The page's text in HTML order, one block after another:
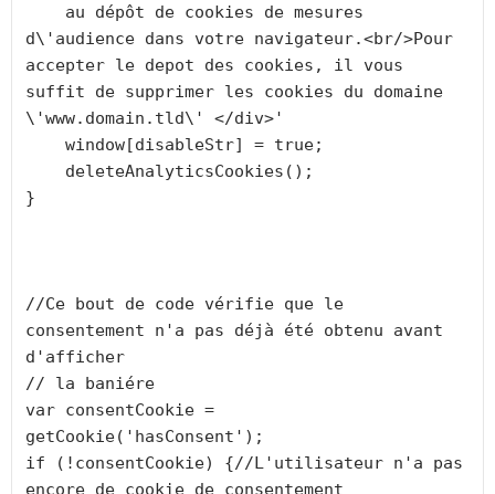
d\'audience dans votre navigateur.<br/>Pour
accepter le depot des cookies, il vous
suffit de supprimer les cookies du domaine
\'www.domain.tld\' </div>'
}
//Ce bout de code vérifie que le
consentement n'a pas déjà été obtenu avant
d'afficher
// la baniére
var consentCookie =
getCookie('hasConsent');
if (!consentCookie) {//L'utilisateur n'a pas
encore de cookie de consentement